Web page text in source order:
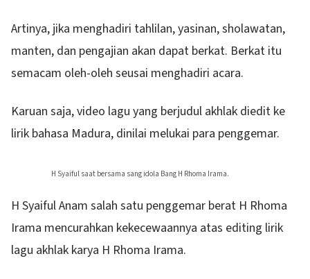
Artinya, jika menghadiri tahlilan, yasinan, sholawatan,
manten, dan pengajian akan dapat berkat. Berkat itu
semacam oleh-oleh seusai menghadiri acara.
Karuan saja, video lagu yang berjudul akhlak diedit ke
lirik bahasa Madura, dinilai melukai para penggemar.
H Syaiful saat bersama sang idola Bang H Rhoma Irama.
H Syaiful Anam salah satu penggemar berat H Rhoma
Irama mencurahkan kekecewaannya atas editing lirik
lagu akhlak karya H Rhoma Irama.